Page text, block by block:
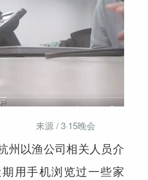
晚会
州以渔公司相关人员介
用手机浏览过一些家